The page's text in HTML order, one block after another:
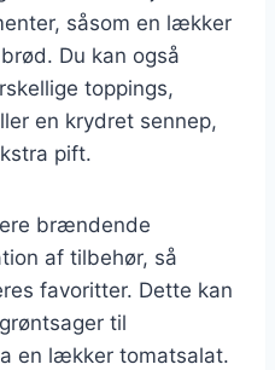
såsom en lækker
Du kan også
toppings,
en krydret sennep,
pift.
brændende
af tilbehør, så
favoritter. Dette kan
til
en lækker tomatsalat.